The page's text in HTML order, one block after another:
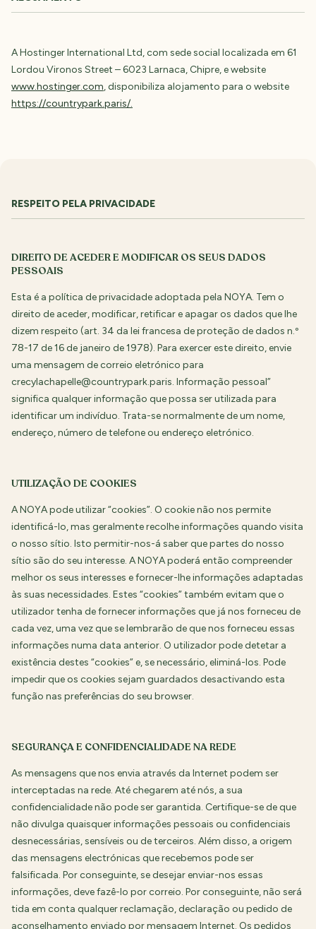
A Hostinger International Ltd, com sede social localizada em 61
Lordou Vironos Street – 6023 Larnaca, Chipre, e website
www.hostinger.com, disponibiliza alojamento para o website
https://countrypark.paris/.
RESPEITO PELA PRIVACIDADE
DIREITO DE ACEDER E MODIFICAR OS SEUS DADOS
PESSOAIS
Esta é a política de privacidade adoptada pela NOYA. Tem o
direito de aceder, modificar, retificar e apagar os dados que lhe
dizem respeito (art. 34 da lei francesa de proteção de dados n.º
78-17 de 16 de janeiro de 1978). Para exercer este direito, envie
uma mensagem de correio eletrónico para
crecylachapelle@countrypark.paris. Informação pessoal”
significa qualquer informação que possa ser utilizada para
identificar um indivíduo. Trata-se normalmente de um nome,
endereço, número de telefone ou endereço eletrónico.
UTILIZAÇÃO DE COOKIES
A NOYA pode utilizar “cookies”. O cookie não nos permite
identificá-lo, mas geralmente recolhe informações quando visita
o nosso sítio. Isto permitir-nos-á saber que partes do nosso
sítio são do seu interesse. A NOYA poderá então compreender
melhor os seus interesses e fornecer-lhe informações adaptadas
às suas necessidades. Estes “cookies” também evitam que o
utilizador tenha de fornecer informações que já nos forneceu de
cada vez, uma vez que se lembrarão de que nos forneceu essas
informações numa data anterior. O utilizador pode detetar a
existência destes “cookies” e, se necessário, eliminá-los. Pode
impedir que os cookies sejam guardados desactivando esta
função nas preferências do seu browser.
SEGURANÇA E CONFIDENCIALIDADE NA REDE
As mensagens que nos envia através da Internet podem ser
interceptadas na rede. Até chegarem até nós, a sua
confidencialidade não pode ser garantida. Certifique-se de que
não divulga quaisquer informações pessoais ou confidenciais
desnecessárias, sensíveis ou de terceiros. Além disso, a origem
das mensagens electrónicas que recebemos pode ser
falsificada. Por conseguinte, se desejar enviar-nos essas
informações, deve fazê-lo por correio. Por conseguinte, não será
tida em conta qualquer reclamação, declaração ou pedido de
aconselhamento enviado por mensagem Internet. Os pedidos